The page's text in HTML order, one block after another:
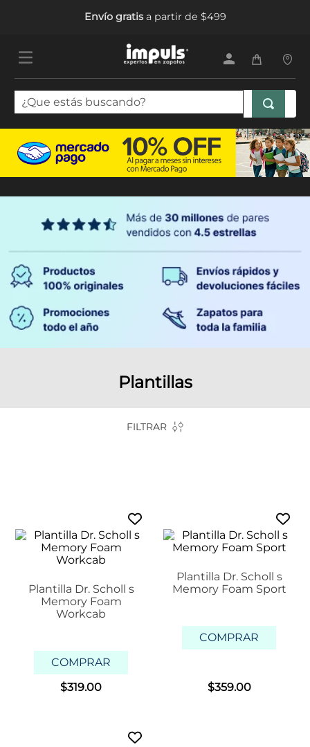
Envío gratisa partir de $499
¿Que estás buscando?
Plantillas
FILTRAR
Plantilla Dr. Scholl s
Memory Foam
Workcab
COMPRAR
$319.00
Plantilla Dr. Scholl s
Memory Foam Sport
COMPRAR
$359.00
TÉRMINOS MÁS BUSCADOS
1.
sandalias mujer
botas mujer
5. tenis